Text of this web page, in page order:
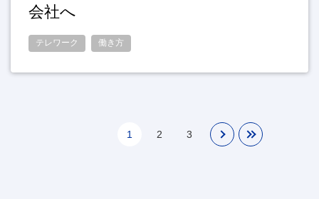
会社へ
テレワーク 働き方
1 2 3